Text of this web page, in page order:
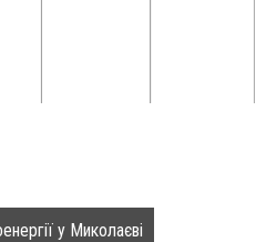
у Миколаєві